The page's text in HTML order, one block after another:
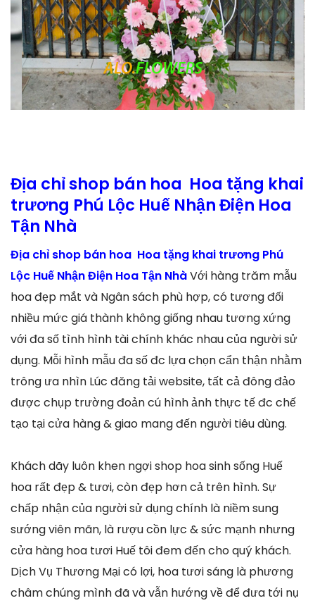
Địa chỉ shop bán hoa Hoa tặng khai
trương Phú Lộc Huế Nhận Điện Hoa
Tận Nhà
Địa chỉ shop bán hoa Hoa tặng khai trương Phú
Lộc Huế Nhận Điện Hoa Tận NhàVới hàng trăm mẫu
hoa đẹp mắt và Ngân sách phù hợp, có tương đối
nhiều mức giá thành không giống nhau tương xứng
với đa số tình hình tài chính khác nhau của người sử
dụng. Mỗi hình mẫu đa số đc lựa chọn cẩn thận nhằm
trông ưa nhìn Lúc đăng tải website, tất cả đông đảo
được chụp trường đoản cú hình ảnh thực tế đc chế
tạo tại cửa hàng & giao mang đến người tiêu dùng.
Khách dãy luôn khen ngợi shop hoa sinh sống Huế
hoa rất đẹp & tươi, còn đẹp hơn cả trên hình. Sự
chấp nhận của người sử dụng chính là niềm sung
sướng viên mãn, là rượu cồn lực & sức mạnh nhưng
cửa hàng hoa tươi Huế tôi đem đến cho quý khách.
Dịch Vụ Thương Mại có lợi, hoa tươi sáng là phương
châm chúng mình đã và vẫn hướng về để đưa tới nụ